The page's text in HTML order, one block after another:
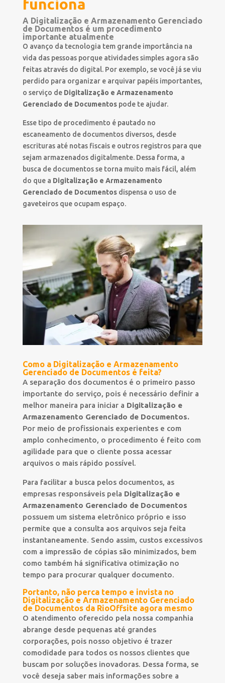
funciona
A Digitalização e Armazenamento Gerenciado
de Documentos é um procedimento
importante atualmente
O avanço da tecnologia tem grande importância na
vida das pessoas porque atividades simples agora são
feitas através do digital. Por exemplo, se você já se viu
perdido para organizar e arquivar papéis importantes,
o serviço de Digitalização e Armazenamento
Gerenciado de Documentospode te ajudar.
Esse tipo de procedimento é pautado no
escaneamento de documentos diversos, desde
escrituras até notas fiscais e outros registros para que
sejam armazenados digitalmente. Dessa forma, a
busca de documentos se torna muito mais fácil, além
do que a Digitalização e Armazenamento
Gerenciado de Documentosdispensa o uso de
gaveteiros que ocupam espaço.
Como a Digitalização e Armazenamento
Gerenciado de Documentos é feita?
A separação dos documentos é o primeiro passo
importante do serviço, pois é necessário definir a
melhor maneira para iniciar a Digitalização e
Armazenamento Gerenciado de Documentos.
Por meio de profissionais experientes e com
amplo conhecimento, o procedimento é feito com
agilidade para que o cliente possa acessar
arquivos o mais rápido possível.
Para facilitar a busca pelos documentos, as
empresas responsáveis pela Digitalização e
Armazenamento Gerenciado de Documentos
possuem um sistema eletrônico próprio e isso
permite que a consulta aos arquivos seja feita
instantaneamente. Sendo assim, custos excessivos
com a impressão de cópias são minimizados, bem
como também há significativa otimização no
tempo para procurar qualquer documento.
Portanto, não perca tempo e invista no
Digitalização e Armazenamento Gerenciado
de Documentos da RioOffsite agora mesmo
O atendimento oferecido pela nossa companhia
abrange desde pequenas até grandes
corporações, pois nosso objetivo é trazer
comodidade para todos os nossos clientes que
buscam por soluções inovadoras. Dessa forma, se
você deseja saber mais informações sobre a